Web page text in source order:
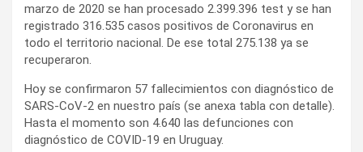
marzo de 2020 se han procesado 2.399.396 test y se han
registrado 316.535 casos positivos de Coronavirus en
todo el territorio nacional. De ese total 275.138 ya se
recuperaron.
Hoy se confirmaron 57 fallecimientos con diagnóstico de
SARS-CoV-2 en nuestro país (se anexa tabla con detalle).
Hasta el momento son 4.640 las defunciones con
diagnóstico de COVID-19 en Uruguay.